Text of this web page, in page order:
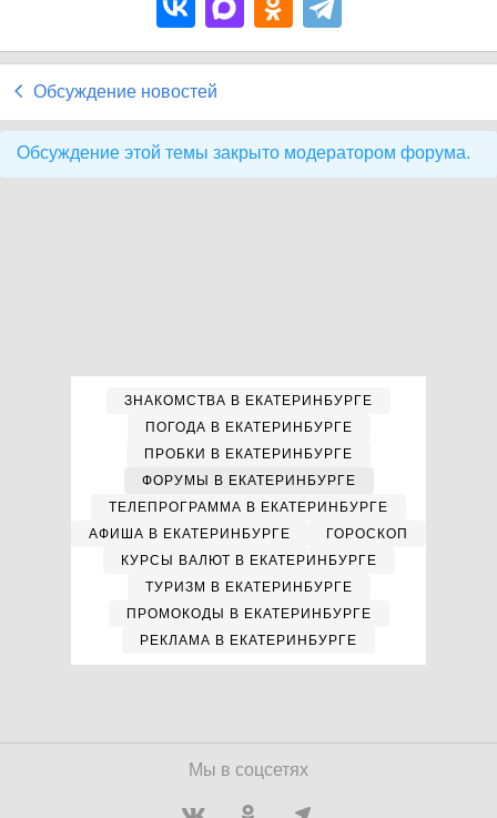
Обсуждение новостей
Обсуждение этой темы закрыто модератором форума.
ЗНАКОМСТВА В ЕКАТЕРИНБУРГЕ
ПОГОДА В ЕКАТЕРИНБУРГЕ
ПРОБКИ В ЕКАТЕРИНБУРГЕ
ФОРУМЫ В ЕКАТЕРИНБУРГЕ
ТЕЛЕПРОГРАММА В ЕКАТЕРИНБУРГЕ
АФИША В ЕКАТЕРИНБУРГЕ
ГОРОСКОП
КУРСЫ ВАЛЮТ В ЕКАТЕРИНБУРГЕ
ТУРИЗМ В ЕКАТЕРИНБУРГЕ
ПРОМОКОДЫ В ЕКАТЕРИНБУРГЕ
РЕКЛАМА В ЕКАТЕРИНБУРГЕ
Мы в соцсетях